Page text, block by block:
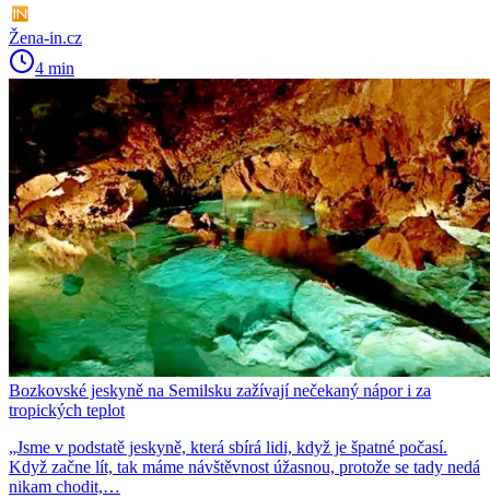
Žena-in.cz
4 min
Bozkovské jeskyně na Semilsku zažívají nečekaný nápor i za
tropických teplot
„Jsme v podstatě jeskyně, která sbírá lidi, když je špatné počasí.
Když začne lít, tak máme návštěvnost úžasnou, protože se tady nedá
nikam chodit,…